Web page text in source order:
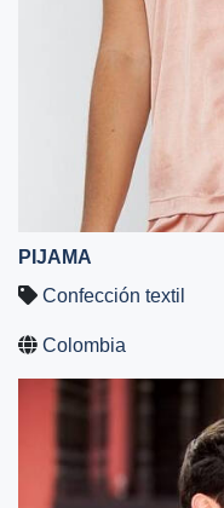
PIJAMA
Confección textil
Colombia